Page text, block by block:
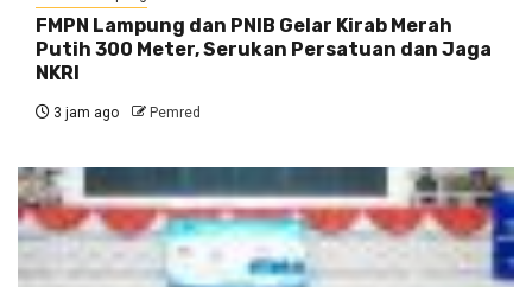
FMPN Lampung dan PNIB Gelar Kirab Merah
Putih 300 Meter, Serukan Persatuan dan Jaga
NKRI
3 jam ago Pemred